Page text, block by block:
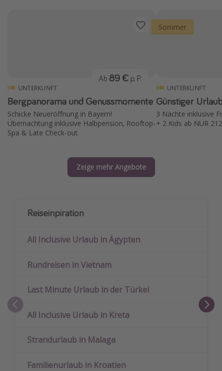
UNTERKUNFT
Bergpanorama und Genussmomente
Schicke Neueröffnung in Bayern!
Übernachtung inklusive Halbpension, Rooftop-
Spa & Late Check-out
Ab 89 € p. P.
Sommer
UNTERKUNFT
Günstiger
3 Nächte inklusive
+ 2 Kids ab NUR
Zeige mehr Angebote
Reiseinpiration
All Inclusive Urlaub in Ägypten
Rundreisen in Vietnam
Last Minute Urlaub in der Türkei
All Inclusive Urlaub in Kreta
Strandurlaub in Malaga
Familienurlaub in Kroatien